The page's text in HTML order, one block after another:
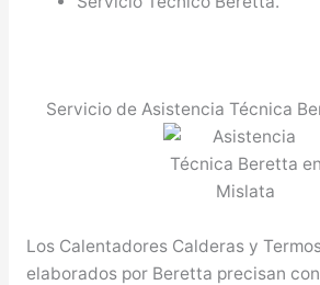
Servicio de Asistencia Técnica
Los Calentadores Calderas y
elaborados por Beretta precisan